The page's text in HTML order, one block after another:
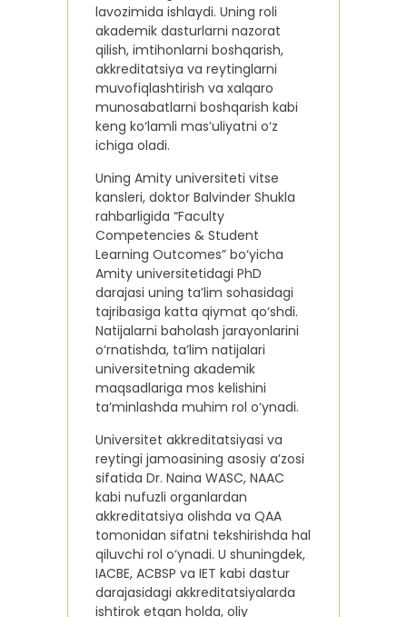
lavozimida ishlaydi. Uning roli
akademik dasturlarni nazorat
qilish, imtihonlarni boshqarish,
akkreditatsiya va reytinglarni
muvofiqlashtirish va xalqaro
munosabatlarni boshqarish kabi
keng ko‘lamli mas’uliyatni o‘z
ichiga oladi.
Uning Amity universiteti vitse
kansleri, doktor Balvinder Shukla
rahbarligida “Faculty
Competencies & Student
Learning Outcomes” bo‘yicha
Amity universitetidagi PhD
darajasi uning ta’lim sohasidagi
tajribasiga katta qiymat qo‘shdi.
Natijalarni baholash jarayonlarini
o‘rnatishda, ta’lim natijalari
universitetning akademik
maqsadlariga mos kelishini
ta’minlashda muhim rol o‘ynadi.
Universitet akkreditatsiyasi va
reytingi jamoasining asosiy a’zosi
sifatida Dr. Naina WASC, NAAC
kabi nufuzli organlardan
akkreditatsiya olishda va QAA
tomonidan sifatni tekshirishda hal
qiluvchi rol o‘ynadi. U shuningdek,
IACBE, ACBSP va IET kabi dastur
darajasidagi akkreditatsiyalarda
ishtirok etgan holda, oliy